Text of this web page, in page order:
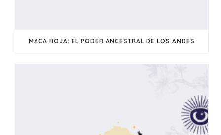
MACA ROJA: EL PODER ANCESTRAL DE LOS ANDES